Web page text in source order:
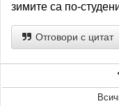
зимите са по-
Отговори с цитат